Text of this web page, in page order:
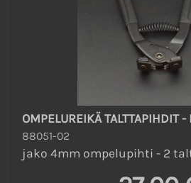
OMPELUREIKÄ TALTTAPIHDIT
88051-02
jako 4mm ompelupihti - 2